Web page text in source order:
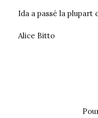
Ida a passé la
Alice Bitto